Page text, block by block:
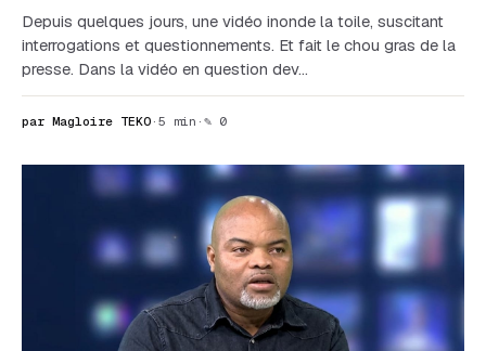
Depuis quelques jours, une vidéo inonde la toile, suscitant
interrogations et questionnements. Et fait le chou gras de la
presse. Dans la vidéo en question dev…
par Magloire TEKO · 5 min · ✎ 0